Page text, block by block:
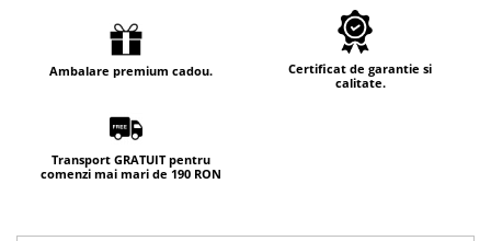
Ambalare premium cadou.
Certificat de garantie si
calitate.
Transport GRATUIT pentru
comenzi mai mari de 190 RON